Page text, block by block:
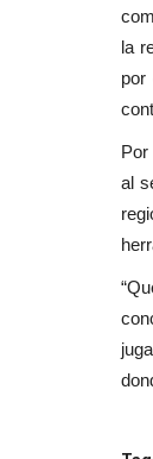
la
por
Por
al